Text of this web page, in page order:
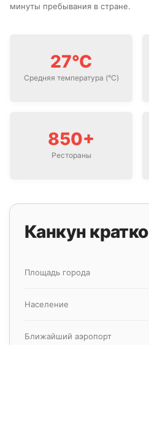
минуты пребывания в стране.
27°C
Средняя температура (°C)
850+
Рестораны
Канкун кратко
Площадь города
Население
Ближайший аэропорт